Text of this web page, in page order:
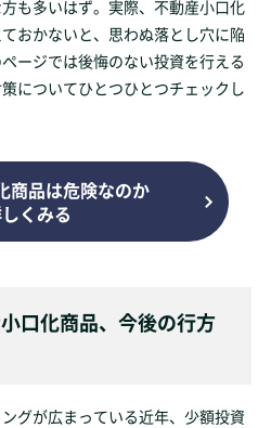
も多いはず。実際、不動産小口化
おかないと、思わぬ落とし穴に陥
ージでは後悔のない投資を行える
についてひとつひとつチェックし
商品は危険なのか
くみる
口化商品、今後の行方
グが広まっている近年、少額投資